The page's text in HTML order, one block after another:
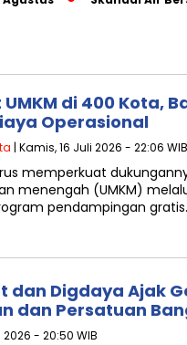
di 400 Kota,
Operasional
| Kamis, 16 Juli 2026 - 22:06 WIB
memperkuat
menengah (UMKM)
pendampingan
dan Digdaya Ajak
dan Persatuan
2026 - 20:50 WIB